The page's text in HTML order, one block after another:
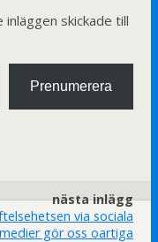
skickade till
Prenumerera
nästa inlägg
via sociala
medier gör oss oartiga